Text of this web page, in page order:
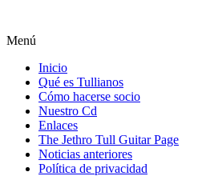
Menú
Inicio
Qué es Tullianos
Cómo hacerse socio
Nuestro Cd
Enlaces
The Jethro Tull Guitar Page
Noticias anteriores
Política de privacidad